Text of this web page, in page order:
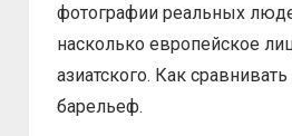
фотографии реальных
насколько европейское
азиатского. Как
барельеф.